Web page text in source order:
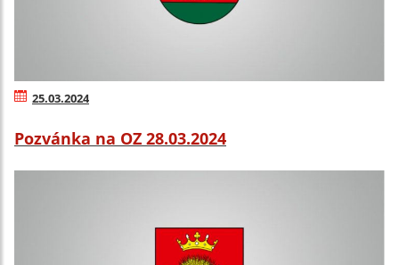
25.03.2024
Pozvánka na OZ 28.03.2024